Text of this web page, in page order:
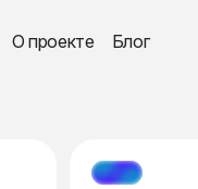
О проекте Блог
МЭТЧ